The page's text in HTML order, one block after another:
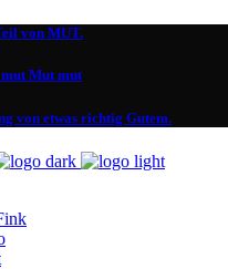
von MUT.
Mut mut
von etwas richtig Gutem.